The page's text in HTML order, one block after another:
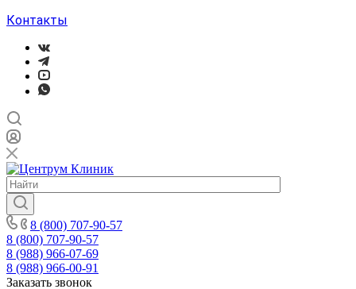
Контакты
8 (800) 707-90-57
8 (800) 707-90-57
8 (988) 966-07-69
8 (988) 966-00-91
Заказать звонок